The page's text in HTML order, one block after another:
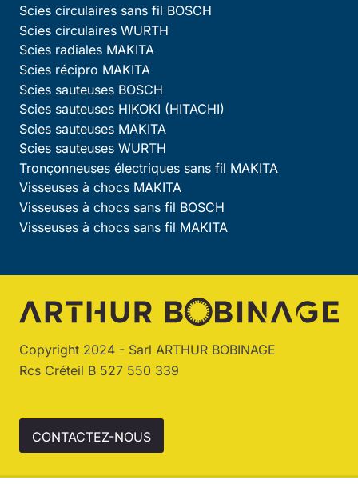
Scies circulaires sans fil BOSCH
Scies circulaires WURTH
Scies radiales MAKITA
Scies récipro MAKITA
Scies sauteuses BOSCH
Scies sauteuses HIKOKI (HITACHI)
Scies sauteuses MAKITA
Scies sauteuses WURTH
Tronçonneuses électriques sans fil MAKITA
Visseuses à chocs MAKITA
Visseuses à chocs sans fil BOSCH
Visseuses à chocs sans fil MAKITA
Copyright 2024 - Sarl ARTHUR BOBINAGE
Rcs Créteil B 527 550 339
CONTACTEZ-NOUS